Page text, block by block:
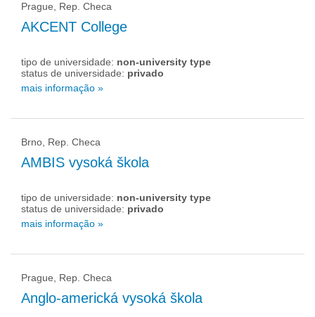
Prague, Rep. Checa
AKCENT College
tipo de universidade: non-university type
status de universidade: privado
mais informação »
Brno, Rep. Checa
AMBIS vysoká škola
tipo de universidade: non-university type
status de universidade: privado
mais informação »
Prague, Rep. Checa
Anglo-americká vysoká škola